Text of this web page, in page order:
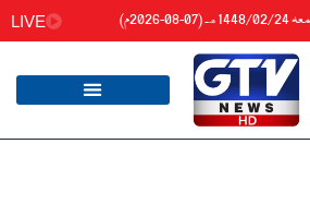
(07-08-2026م) LIVE